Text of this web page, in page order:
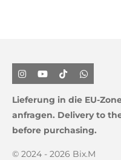
I
n
t
a
r
m
Y
o
T
u
e
T
i
T
o
W
h
a
t
s
p
Lieferung in die EU-
anfragen. Delivery to
before purchasing.
© 2024 - 2026 Bix.M